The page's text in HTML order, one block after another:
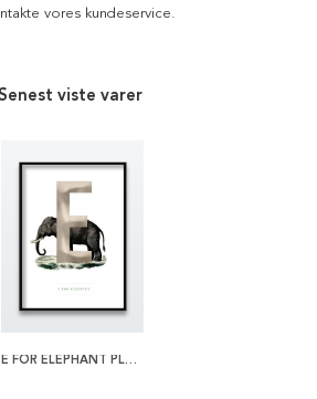
vores kundeservice.
viste varer
E FOR ELEPHANT PLAKAT